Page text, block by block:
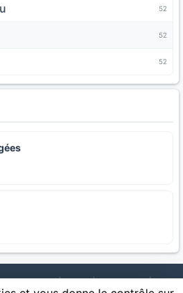
52
52
52
ouvertes | Carte | Communes |